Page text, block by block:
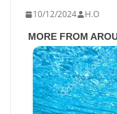
10/12/2024 H.O